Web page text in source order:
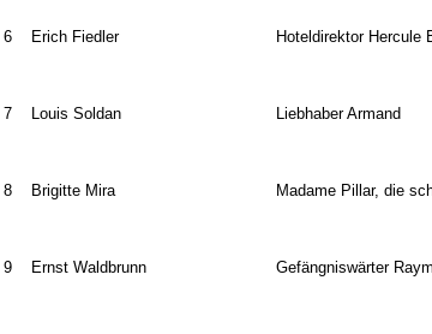
6 Erich Fiedler Hoteldirektor Hercule
7 Louis Soldan Liebhaber Armand
8 Brigitte Mira Madame Pillar, die
9 Ernst Waldbrunn Gefängniswärter